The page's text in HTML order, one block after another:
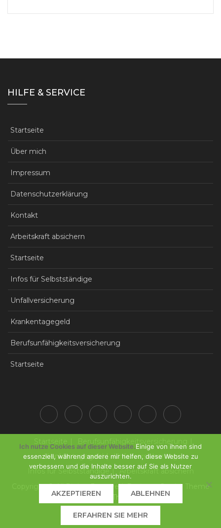
HILFE & SERVICE
Startseite
Über mich
Impressum
Datenschutzerklärung
Kontakt
Arbeitskraft absichern
Startseite
Infos für Selbstständige
Unfallversicherung
Krankentagegeld
Berufsunfähigkeitsversicherung
Startseite
Krankentagegeld
Unfallversicherung
Infos für Selbstständige
Arbeitskraft absichern
Copyright © All Rights Reserved. Business Gravity Theme
byKeon Themes
Ich nutze Cookies auf dieser Website.Einige von ihnen sind
essenziell, während andere mir helfen, diese Website zu
verbessern und die Inhalte besser auf Sie als Nutzer
auszurichten.
AKZEPTIEREN ABLEHNEN
ERFAHREN SIE MEHR